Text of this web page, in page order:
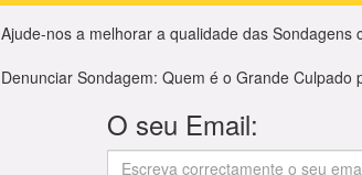
Ajude-nos a melhorar a qualidade das Sondagens
Denunciar Sondagem: Quem é o Grande Culpado
O seu Email: